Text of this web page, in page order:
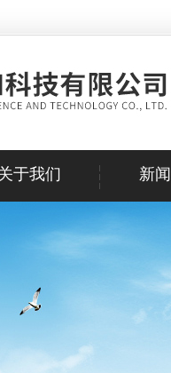
于我们 新